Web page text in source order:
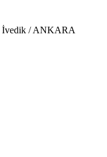
İvedik / ANKARA